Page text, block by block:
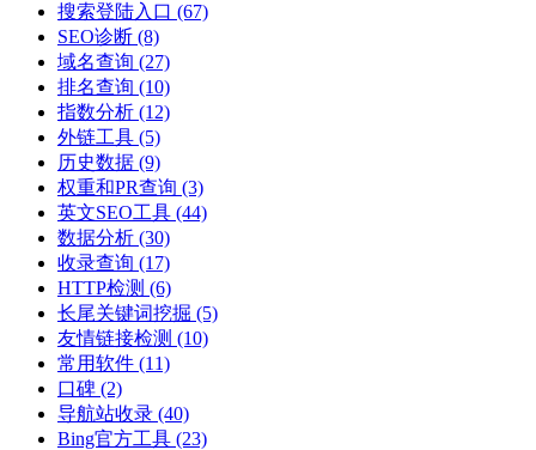
搜索登陆入口 (67)
SEO诊断 (8)
域名查询 (27)
排名查询 (10)
指数分析 (12)
外链工具 (5)
历史数据 (9)
权重和PR查询 (3)
英文SEO工具 (44)
数据分析 (30)
收录查询 (17)
HTTP检测 (6)
长尾关键词挖掘 (5)
友情链接检测 (10)
常用软件 (11)
口碑 (2)
导航站收录 (40)
Bing官方工具 (23)